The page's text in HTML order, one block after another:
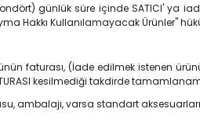
günlük süre içinde SATICI'
Hakkı Kullanılamayacak Ürünler"
faturası, (İade edilmek istenen
kesilmediği takdirde
ambalajı, varsa standart